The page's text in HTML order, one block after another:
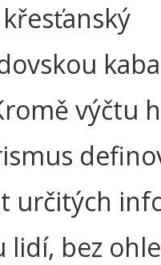
výčtu
určitých
lidí, bez